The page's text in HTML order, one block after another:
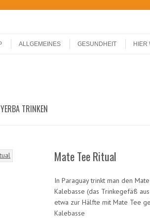
ALLGEMEINES GESUNDHEIT HIER
YERBA TRINKEN
Mate Tee Ritual
In Paraguay trinkt man den
Kalebasse (das Trinkegefäß
etwa zur Hälfte mit Mate Tee
Kalebasse